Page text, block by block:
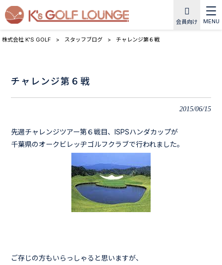
会員向け MENU
株式会社 K'S GOLF > スタッフブログ > チャレンジ第６戦
チャレンジ第６戦
2015/06/15
先週チャレンジツアー第６戦目、ISPSハンダカップが
千葉県のオークビレッヂゴルフクラブで行われました。
ご存じの方もいらっしゃると思いますが、